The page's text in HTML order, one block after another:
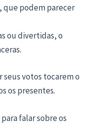
que podem parecer
ou divertidas, o
seus votos tocarem o
os presentes.
falar sobre os